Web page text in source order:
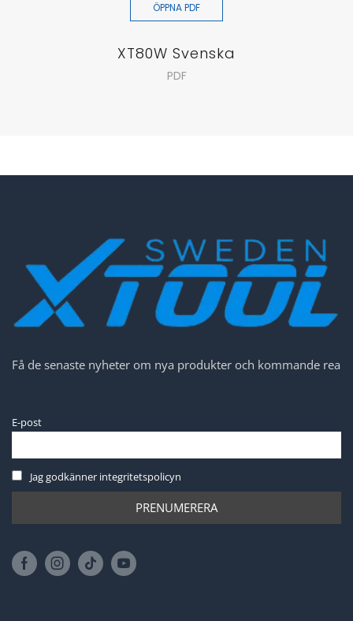
ÖPPNA PDF
XT80W Svenska
PDF
Få de senaste nyheter om nya produkter och kommande rea
E-post
Jag godkänner integritetspolicyn